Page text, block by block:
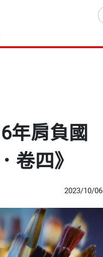
年肩負國
卷四》
2023/10/06